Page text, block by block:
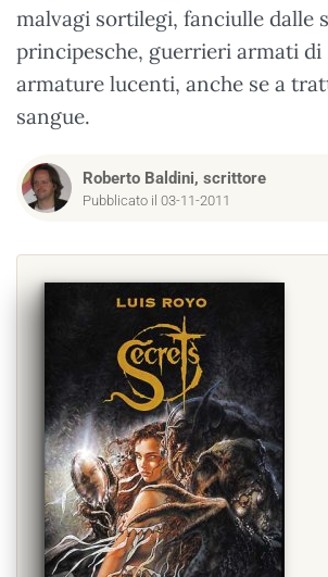
malvagi sortilegi, fanciulle dalle
principesche, guerrieri armati di
armature lucenti, anche se a
sangue.
Roberto Baldini, scrittore
Pubblicato il 03-11-2011